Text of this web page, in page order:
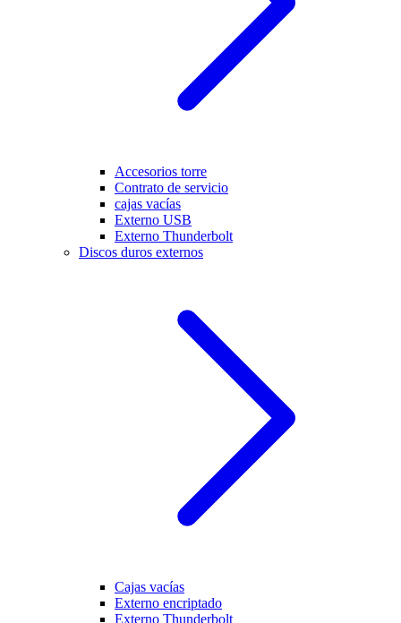
Accesorios torre
Contrato de servicio
cajas vacías
Externo USB
Externo Thunderbolt
Discos duros externos
Cajas vacías
Externo encriptado
Externo Thunderbolt